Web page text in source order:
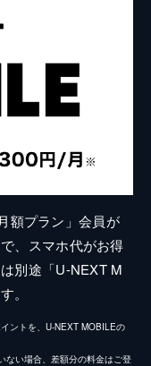
額プラン」会員が
、スマホ代がお得
別途「U-NEXT M
。
ントを、U-NEXT MOBILEの
ない場合、差額分の料金はご登